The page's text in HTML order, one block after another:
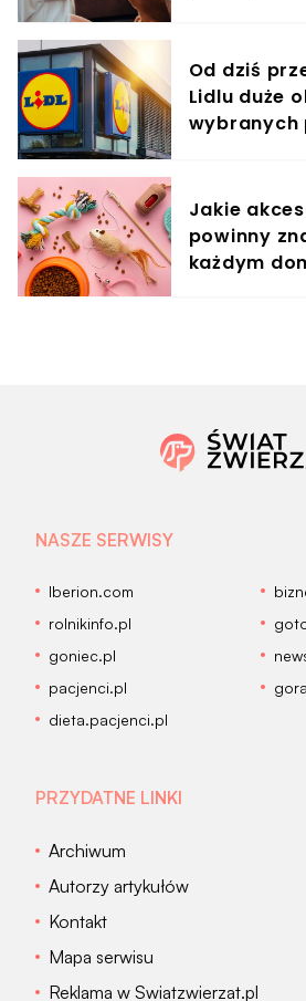
Od dziś
Lidlu duże
wybranych
Jakie
powinny
każdym
NASZE SERWISY
Iberion.com
rolnikinfo.pl
goniec.pl
pacjenci.pl
dieta.pacjenci.pl
PRZYDATNE LINKI
Archiwum
Autorzy artykułów
Kontakt
Mapa serwisu
Reklama w Swiatzwierzat.pl